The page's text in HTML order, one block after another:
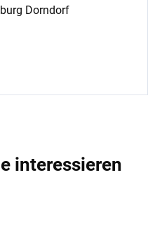
Dorndorf
interessieren